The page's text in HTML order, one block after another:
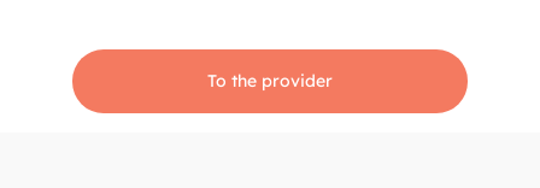
To the provider